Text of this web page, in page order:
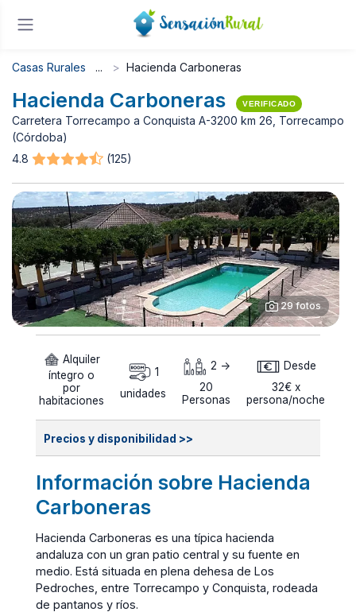
Casas Rurales Hacienda Carboneras
Hacienda Carboneras VERIFICADO
Carretera Torrecampo a Conquista A-3200 km 26, Torrecampo
(Córdoba)
4.8
(125)
29 fotos
Alquiler
íntegro o
por
habitaciones
1
unidades
2 ->
20
Personas
Desde
32€ x
persona/noche
Precios y disponibilidad >>
Información sobre Hacienda
Carboneras
Hacienda Carboneras es una típica hacienda
andaluza con un gran patio central y su fuente en
medio. Está situada en plena dehesa de Los
Pedroches, entre Torrecampo y Conquista, rodeada
de pantanos y ríos.